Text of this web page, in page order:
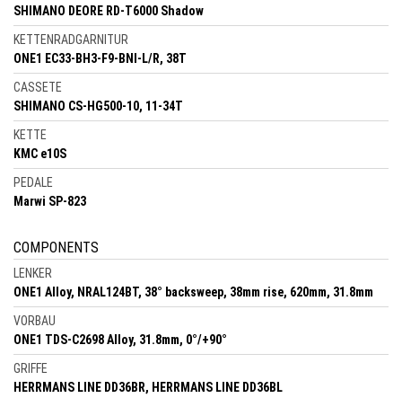
SHIMANO DEORE RD-T6000 Shadow
KETTENRADGARNITUR
ONE1 EC33-BH3-F9-BNI-L/R, 38T
CASSETE
SHIMANO CS-HG500-10, 11-34T
KETTE
KMC e10S
PEDALE
Marwi SP-823
COMPONENTS
LENKER
ONE1 Alloy, NRAL124BT, 38° backsweep, 38mm rise, 620mm, 31.8mm
VORBAU
ONE1 TDS-C2698 Alloy, 31.8mm, 0°/+90°
GRIFFE
HERRMANS LINE DD36BR, HERRMANS LINE DD36BL